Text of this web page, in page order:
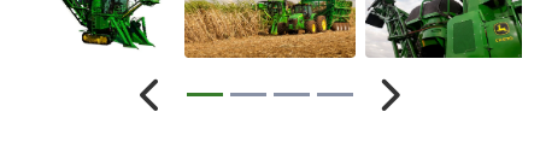
Anterior Próximo